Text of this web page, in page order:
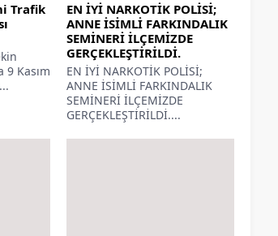
Trafik
9 Kasım
EN İYİ NARKOTİK POLİSİ;
ANNE İSİMLİ FARKINDALIK
SEMİNERİ İLÇEMİZDE
GERÇEKLEŞTİRİLDİ.
EN İYİ NARKOTİK POLİSİ;
ANNE İSİMLİ FARKINDALIK
SEMİNERİ İLÇEMİZDE
GERÇEKLEŞTİRİLDİ....